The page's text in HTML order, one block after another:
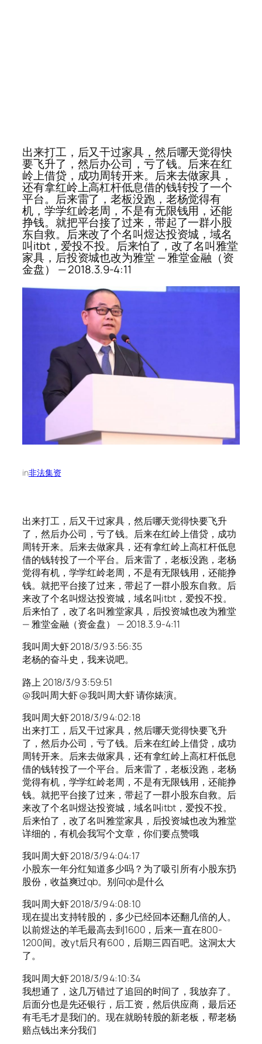
出来打工，后又干过家具，然后哪天觉得快
要飞升了，然后办公司，亏了钱。后来在红
岭上借贷，成功周转开来。后来去做家具，
还有拿红岭上高杠杆低息借的钱转投了一个
平台。后来雷了，老板没跑，老杨觉得有
机，学学红岭老周，不是有无限钱用，还能
挣钱。就把平台接了过来，带起了一群小股
东自救。后来改了个名叫煜达投资城，域名
叫itbt，爱投不投。后来怕了，改了名叫雅堂
家具，后投资城也改为雅堂 — 雅堂金融（资
金盘） — 2018.3.9-4:11
in非法集资
出来打工，后又干过家具，然后哪天觉得快要飞升
了，然后办公司，亏了钱。后来在红岭上借贷，成功
周转开来。后来去做家具，还有拿红岭上高杠杆低息
借的钱转投了一个平台。后来雷了，老板没跑，老杨
觉得有机，学学红岭老周，不是有无限钱用，还能挣
钱。就把平台接了过来，带起了一群小股东自救。后
来改了个名叫煜达投资城，域名叫itbt，爱投不投。
后来怕了，改了名叫雅堂家具，后投资城也改为雅堂
— 雅堂金融（资金盘） — 2018.3.9-4:11
我叫周大虾 2018/3/9 3:56:35
老杨的奋斗史，我来说吧。
路上 2018/3/9 3:59:51
@我叫周大虾 @我叫周大虾 请你婊演。
我叫周大虾 2018/3/9 4:02:18
出来打工，后又干过家具，然后哪天觉得快要飞升
了，然后办公司，亏了钱。后来在红岭上借贷，成功
周转开来。后来去做家具，还有拿红岭上高杠杆低息
借的钱转投了一个平台。后来雷了，老板没跑，老杨
觉得有机，学学红岭老周，不是有无限钱用，还能挣
钱。就把平台接了过来，带起了一群小股东自救。后
来改了个名叫煜达投资城，域名叫itbt，爱投不投。
后来怕了，改了名叫雅堂家具，后投资城也改为雅堂
详细的，有机会我写个文章，你们要点赞哦
我叫周大虾 2018/3/9 4:04:17
小股东一年分红知道多少吗？为了吸引所有小股东扔
股份，收益爽过qb。别问qb是什么
我叫周大虾 2018/3/9 4:08:10
现在提出支持转股的，多少已经回本还翻几倍的人。
以前煜达的羊毛最高去到1600，后来一直在800-
1200间。改yt后只有600，后期三四百吧。这洞太大
了。
我叫周大虾 2018/3/9 4:10:34
我想通了，这几万错过了追回的时间了，我放弃了。
后面分也是先还银行，后工资，然后供应商，最后还
有毛毛才是我们的。现在就盼转股的新老板，帮老杨
赔点钱出来分我们